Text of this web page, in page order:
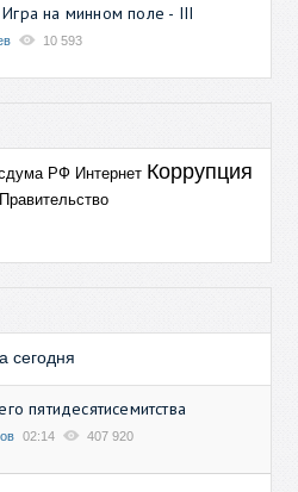
Игра на минном поле - III
10 593
РФ Интернет Коррупция
Правительство
сегодня
пятидесятисемитства
02:14 407 920